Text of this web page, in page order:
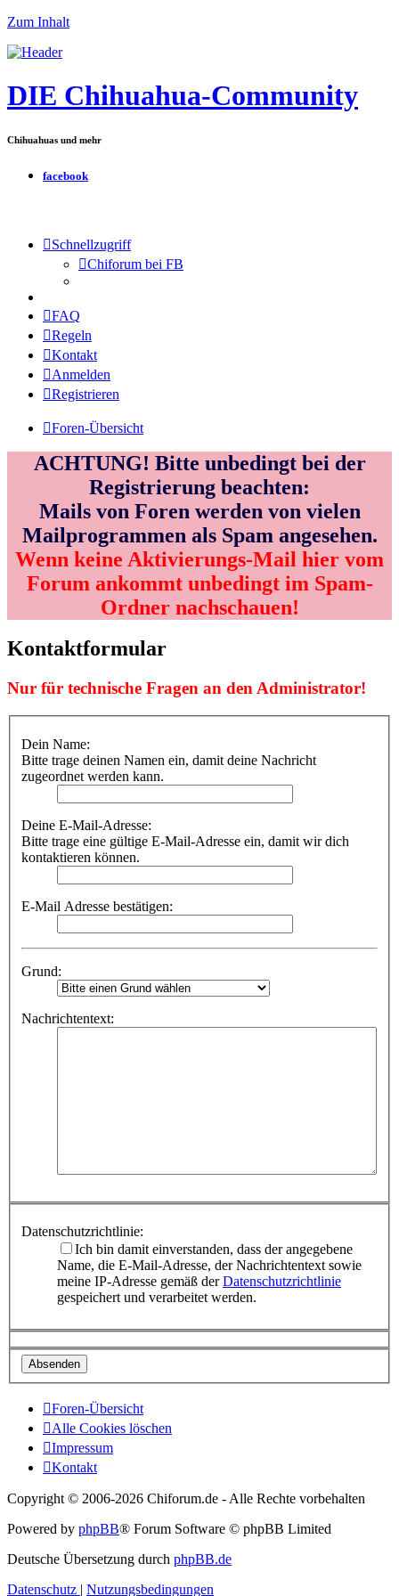
Zum Inhalt
DIE Chihuahua-Community
Chihuahuas und mehr
facebook
Schnellzugriff
Chiforum bei FB
FAQ
Regeln
Kontakt
Anmelden
Registrieren
Foren-Übersicht
ACHTUNG! Bitte unbedingt bei der
Registrierung beachten:
Mails von Foren werden von vielen
Mailprogrammen als Spam angesehen.
Wenn keine Aktivierungs-Mail hier vom
Forum ankommt unbedingt im Spam-
Ordner nachschauen!
Kontaktformular
Nur für technische Fragen an den Administrator!
Dein Name:
Bitte trage deinen Namen ein, damit deine Nachricht
zugeordnet werden kann.
Deine E-Mail-Adresse:
Bitte trage eine gültige E-Mail-Adresse ein, damit wir dich
kontaktieren können.
E-Mail Adresse bestätigen:
Grund:
Nachrichtentext:
Datenschutzrichtlinie:
Ich bin damit einverstanden, dass der angegebene
Name, die E-Mail-Adresse, der Nachrichtentext sowie
meine IP-Adresse gemäß derDatenschutzrichtlinie
gespeichert und verarbeitet werden.
Foren-Übersicht
Alle Cookies löschen
Impressum
Kontakt
Copyright © 2006-2026 Chiforum.de - Alle Rechte vorbehalten
Powered by phpBB® Forum Software © phpBB Limited
Deutsche Übersetzung durch phpBB.de
Datenschutz
Nutzungsbedingungen